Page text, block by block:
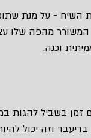
השיח - על מנת
המשורר מהפה שלו
וכנה.
זמן בשביל להגות
וזה יכול